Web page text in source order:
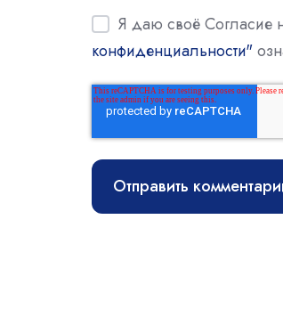
Я даю своё Согласие
конфиденциальности"